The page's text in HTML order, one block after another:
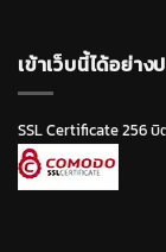
เข้าเว็บนี้ได้อย่า
SSL Certificate 256 บิ